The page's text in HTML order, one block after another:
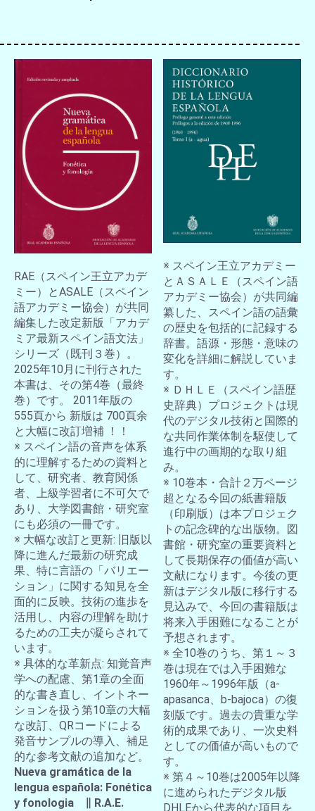
RAE（スペイン王立アカデ
ミー）とASALE（スペイン
語アカデミー協会）が共同
編集した改定新版「アカデ
ミア最新スペイン語文法」
シリーズ（既刊３巻）。
2025年10月に刊行された
本書は、その第4巻（最終
巻）です。 2011年版の
555頁から 新版は 700頁余
と大幅に改訂増補 ！！
※ スペイン語の音声を体系
的に理解するための資料と
して、研究者、教育関係
者、上級学習者に不可欠で
あり、大学図書館・研究室
にも必須の一冊です。
※ 大幅な改訂と更新: 旧版以
降に進んだ最新の研究成
果、特に言語の「バリエー
ション」に関する知見を全
面的に反映。技術の進歩を
活用し、内容の理解を助け
るための工夫が凝らされて
います。
※ 具体的な革新点: 知覚音声
学への配慮、第1章の全面
的な書き直し、イントネー
ションを扱う第10章の大幅
な改訂、QRコードによる
発音サンプルの導入、補足
的な参考文献の追加など。
Nueva gramática de la
lengua española: Fonética
y fonologia ∥ R.A.E.
※ スペイン王立アカデミー
とＡＳＡＬＥ（スペイン語
アカデミー協会）が共同編
纂した、スペイン語の語彙
の歴史を包括的に記録する
辞書。語源・形態・意味の
変化を詳細に解説していま
す。
※ ＤＨＬＥ（スペイン語歴
史辞典）プロジェクトは現
代のデジタル技術と国際的
な共同作業体制を駆使して
進行中の画期的な取り組
み。
※ 10巻本・合計２万ページ
超となる今回の紙書籍版
（印刷版）は本プロジェク
トの記念碑的な出版物。図
書館・研究室の重要資料と
して長期保存の価値が高い
文献になります。今後の更
新はデジタル版に移行する
見込みで、今回の書籍版は
将来入手困難になることが
予想されます。
※ 全10巻のうち、第１～３
巻は現在では入手困難な
1960年～1996年版（a-
apasanca、b-bajoca）の復
刻版です。過去の貴重な学
術的成果であり、一次史料
としての価値が高いもので
す。
※ 第４～10巻は2005年以降
に進められたデジタル版
DHLEから代表的な項目を